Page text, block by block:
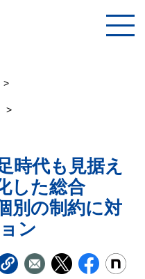
時代も見据え
した総合
別の制約に対
ン